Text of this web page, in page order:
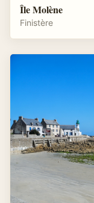
Île Molène
Finistère